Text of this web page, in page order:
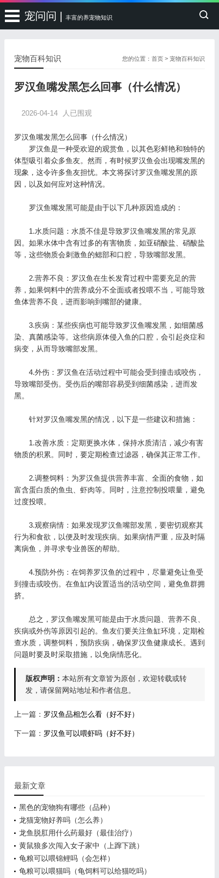
宠问问 | 丰富的养宠物知识
您的位置：首页 >宠物百科知识
宠物百科知识
罗汉鱼嘴发黑怎么回事（什么情况）
2026-04-14 人已围观
罗汉鱼嘴发黑怎么回事（什么情况）
罗汉鱼是一种受欢迎的观赏鱼，以其色彩鲜艳和独特的
体型吸引着众多鱼友。然而，有时候罗汉鱼会出现嘴发黑的
现象，这令许多鱼友担忧。本文将探讨罗汉鱼嘴发黑的原
因，以及如何应对这种情况。
罗汉鱼嘴发黑可能是由于以下几种原因造成的：
1.水质问题：水质不佳是导致罗汉鱼嘴发黑的常见原
因。如果水体中含有过多的有害物质，如亚硝酸盐、硝酸盐
等，这些物质会刺激鱼的鳃部和口腔，导致嘴部发黑。
2.营养不良：罗汉鱼在生长发育过程中需要充足的营
养，如果饲料中的营养成分不全面或者投喂不当，可能导致
鱼体营养不良，进而影响到嘴部的健康。
3.疾病：某些疾病也可能导致罗汉鱼嘴发黑，如细菌感
染、真菌感染等。这些病原体侵入鱼的口腔，会引起炎症和
病变，从而导致嘴部发黑。
4.外伤：罗汉鱼在活动过程中可能会受到撞击或咬伤，
导致嘴部受伤。受伤后的嘴部容易受到细菌感染，进而发
黑。
针对罗汉鱼嘴发黑的情况，以下是一些建议和措施：
1.改善水质：定期更换水体，保持水质清洁，减少有害
物质的积累。同时，要定期检查过滤器，确保其正常工作。
2.调整饲料：为罗汉鱼提供营养丰富、全面的食物，如
富含蛋白质的鱼虫、虾肉等。同时，注意控制投喂量，避免
过度投喂。
3.观察病情：如果发现罗汉鱼嘴部发黑，要密切观察其
行为和食欲，以便及时发现疾病。如果病情严重，应及时隔
离病鱼，并寻求专业兽医的帮助。
4.预防外伤：在饲养罗汉鱼的过程中，尽量避免让鱼受
到撞击或咬伤。在鱼缸内设置适当的活动空间，避免鱼群拥
挤。
总之，罗汉鱼嘴发黑可能是由于水质问题、营养不良、
疾病或外伤等原因引起的。鱼友们要关注鱼缸环境，定期检
查水质，调整饲料，预防疾病，确保罗汉鱼健康成长。遇到
问题时要及时采取措施，以免病情恶化。
版权声明： 本站所有文章皆为原创，欢迎转载或转
发，请保留网站地址和作者信息。
上一篇： 罗汉鱼品相怎么看（好不好）
下一篇： 罗汉鱼可以喂虾吗（好不好）
最新文章
黑色的宠物狗有哪些（品种）
龙猫宠物好养吗（怎么养）
龙鱼脱肛用什么药最好（最佳治疗）
黄鼠狼多次闯入女子家中（上蹿下跳）
龟粮可以喂锦鲤吗（会怎样）
龟粮可以喂猫吗（龟饲料可以给猫吃吗）